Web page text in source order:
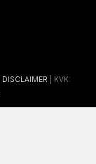
DISCLAIMER | KVK: